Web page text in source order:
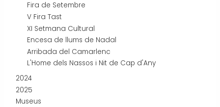
Fira de Setembre
V Fira Tast
XI Setmana Cultural
Encesa de llums de Nadal
Arribada del Camarlenc
L'Home dels Nassos i Nit de Cap d'Any
2024
2025
Museus